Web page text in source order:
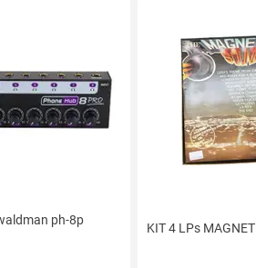
ph-8p
KIT 4 LPs